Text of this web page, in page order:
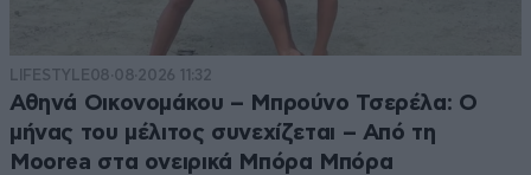
LIFESTYLE08·08·2026 11:32
Αθηνά Οικονομάκου – Μπρούνο Τσερέλα: Ο
μήνας του μέλιτος συνεχίζεται – Από τη
Moorea στα ονειρικά Μπόρα Μπόρα